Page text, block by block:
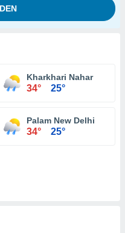
Kharkhari Nahar
34° 25°
Palam New Delhi
34° 25°